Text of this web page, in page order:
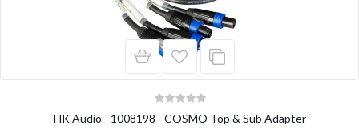
HK Audio - 1008198 - COSMO Top & Sub Adapter